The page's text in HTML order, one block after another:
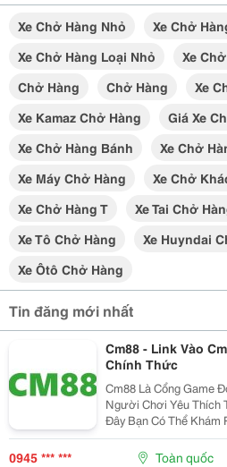
Xe Chở Hàng Nhỏ
Xe Chở
Xe Chở Hàng Loại Nhỏ
Xe
Chở Hàng
Chở Hàng
Xe
Xe Kamaz Chở Hàng
Giá Xe
Xe Chở Hàng Bánh
Xe Chở
Xe Máy Chở Hàng
Xe Chở
Xe Chở Hàng T
Xe Tai Chở
Xe Tô Chở Hàng
Xe Huyndai
Xe Ôtô Chở Hàng
Tin đăng mới nhất
Cm88 - Link Vào
Chính Thức
Cm88 Là Cổng Game
Người Chơi Yêu Thích
Đây Bạn Có Thể Khám
Cá Sống Động, Thể
Khác. Giao Diện
0945 *** *** Toàn quốc